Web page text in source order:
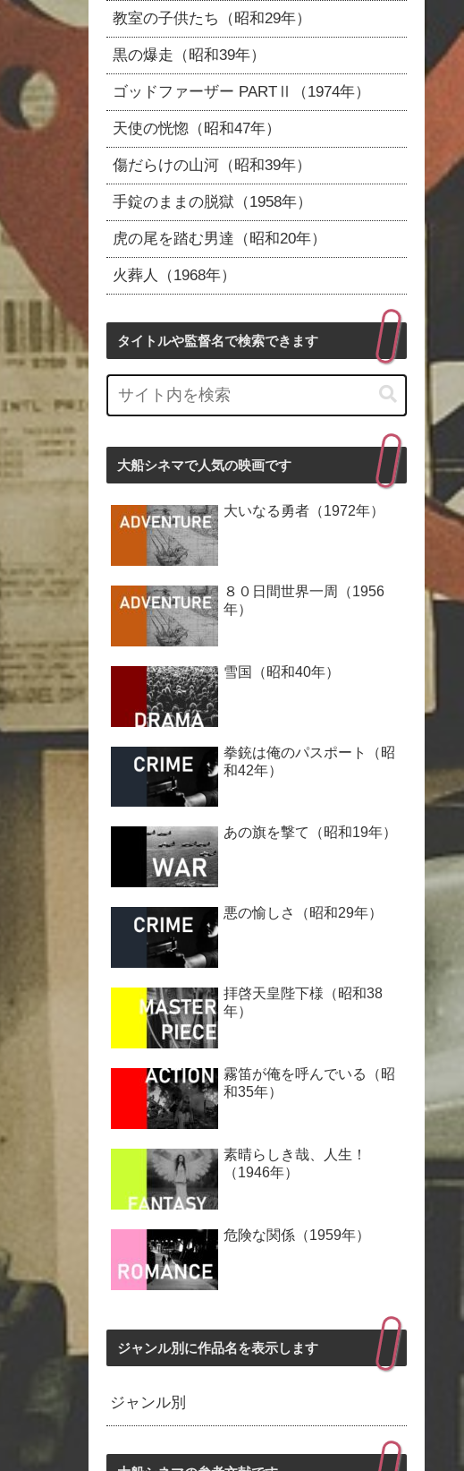
教室の子供たち（昭和29年）
黒の爆走（昭和39年）
ゴッドファーザー PARTⅡ（1974年）
天使の恍惚（昭和47年）
傷だらけの山河（昭和39年）
手錠のままの脱獄（1958年）
虎の尾を踏む男達（昭和20年）
火葬人（1968年）
タイトルや監督名で検索できます
大船シネマで人気の映画です
大いなる勇者（1972年）
８０日間世界一周（1956
年）
雪国（昭和40年）
拳銃は俺のパスポート（昭
和42年）
あの旗を撃て（昭和19年）
悪の愉しさ（昭和29年）
拝啓天皇陛下様（昭和38
年）
霧笛が俺を呼んでいる（昭
和35年）
素晴らしき哉、人生！
（1946年）
危険な関係（1959年）
ジャンル別に作品名を表示します
ジャンル別